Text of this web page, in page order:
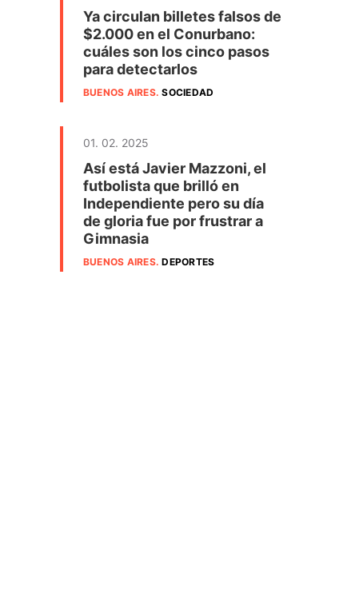
Ya circulan billetes falsos de
$2.000 en el Conurbano:
cuáles son los cinco pasos
para detectarlos
BUENOS AIRES.SOCIEDAD
01. 02. 2025
Así está Javier Mazzoni, el
futbolista que brilló en
Independiente pero su día
de gloria fue por frustrar a
Gimnasia
BUENOS AIRES.DEPORTES